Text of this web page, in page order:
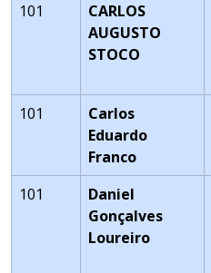
101
CARLOS
AUGUSTO
STOCO
101
Carlos
Eduardo
Franco
101
Daniel
Gonçalves
Loureiro